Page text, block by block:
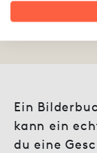
Ein
kann ein
du eine